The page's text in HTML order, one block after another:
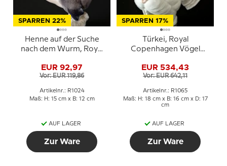
SPARREN 22%
Henne auf der Suche
nach dem Wurm, Royal
Nr. 1024
EUR 92,97
Vor: EUR 119,86
Artikelnr.: R1024
Maß: H: 15 cm x B: 12 cm
AUF LAGER
Zur Ware
SPARREN 17%
Türkei, Royal
Copenhagen Vögel
1065
EUR 534,43
Vor: EUR 642,11
Artikelnr.: R1065
Maß: H: 18 cm x B: 16 cm x D: 17
cm
AUF LAGER
Zur Ware